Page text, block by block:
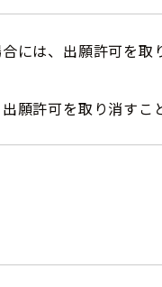
には、出願許可を取
願許可を取り消すこ